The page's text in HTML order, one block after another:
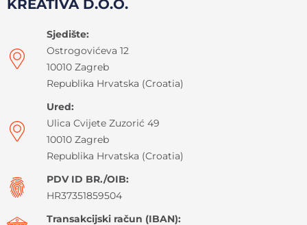
KREATIVA D.O.O.
Sjedište:
Ostrogovićeva 12
10010 Zagreb
Republika Hrvatska (Croatia)
Ured:
Ulica Cvijete Zuzorić 49
10010 Zagreb
Republika Hrvatska (Croatia)
PDV ID BR./OIB:
HR37351859504
Transakcijski račun (IBAN):